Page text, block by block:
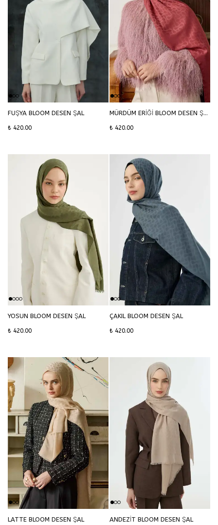
FUŞYA BLOOM DESEN ŞAL
₺ 420.00
MÜRDÜM ERİĞİ BLOOM DESEN ŞAL
₺ 420.00
YOSUN BLOOM DESEN ŞAL
₺ 420.00
ÇAKIL BLOOM DESEN ŞAL
₺ 420.00
LATTE BLOOM DESEN ŞAL ANDEZİT BLOOM DESEN ŞAL